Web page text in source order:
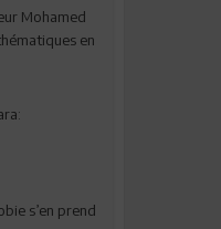
Mohamed
en
s’en prend